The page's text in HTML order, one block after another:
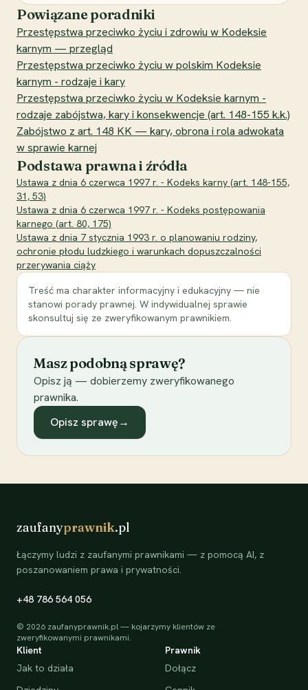
Powiązane poradniki
Przestępstwa przeciwko życiu i zdrowiu w Kodeksie
karnym — przegląd
Przestępstwa przeciwko życiu w polskim Kodeksie
karnym - rodzaje i kary
Przestępstwa przeciwko życiu w Kodeksie karnym -
rodzaje zabójstwa, kary i konsekwencje (art. 148-155 k.k.)
Zabójstwo z art. 148 KK — kary, obrona i rola adwokata
w sprawie karnej
Podstawa prawna i źródła
Ustawa z dnia 6 czerwca 1997 r. - Kodeks karny (art. 148-155,
31, 53)
Ustawa z dnia 6 czerwca 1997 r. - Kodeks postępowania
karnego (art. 80, 175)
Ustawa z dnia 7 stycznia 1993 r. o planowaniu rodziny,
ochronie płodu ludzkiego i warunkach dopuszczalności
przerywania ciąży
Treść ma charakter informacyjny i edukacyjny — nie
stanowi porady prawnej. W indywidualnej sprawie
skonsultuj się ze zweryfikowanym prawnikiem.
Masz podobną sprawę?
Opisz ją — dobierzemy zweryfikowanego
prawnika.
Opisz sprawę→
zaufanyprawnik.pl
Łączymy ludzi z zaufanymi prawnikami — z pomocą AI, z
poszanowaniem prawa i prywatności.
+48 786 564 056
© 2026 zaufanyprawnik.pl — kojarzymy klientów ze
zweryfikowanymi prawnikami.
Klient
Jak to działa
Prawnik
Dołącz